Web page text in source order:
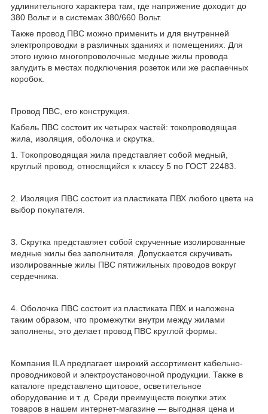
удлинительного характера там, где напряжение доходит до
380 Вольт и в системах 380/660 Вольт.
Также провод ПВС можно применить и для внутренней
электропроводки в различных зданиях и помещениях. Для
этого нужно многопроволочные медные жилы провода
залудить в местах подключения розеток или же распаечных
коробок.
Провод ПВС, его конструкция.
Кабель ПВС состоит их четырех частей: токопроводящая
жила, изоляция, оболочка и скрутка.
1. Токопроводящая жила представляет собой медный,
круглый провод, относящийся к классу 5 по ГОСТ 22483.
2. Изоляция ПВС состоит из пластиката ПВХ любого цвета на
выбор покупателя.
3. Скрутка представляет собой скрученные изолированные
медные жилы без заполнителя. Допускается скручивать
изолированные жилы ПВС пятижильных проводов вокруг
сердечника.
4. Оболочка ПВС состоит из пластиката ПВХ и наложена
таким образом, что промежутки внутри между жилами
заполнены, это делает провод ПВС круглой формы.
Компания ILA предлагает широкий ассортимент кабельно-
проводниковой и электроустановочной продукции. Также в
каталоге представлено щитовое, осветительное
оборудование и т. д. Среди преимуществ покупки этих
товаров в нашем интернет-магазине — выгодная цена и